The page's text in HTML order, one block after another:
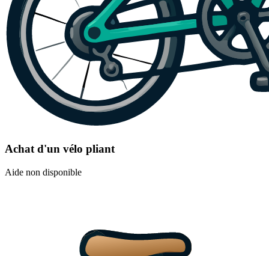
Achat d'un vélo pliant
Aide non disponible